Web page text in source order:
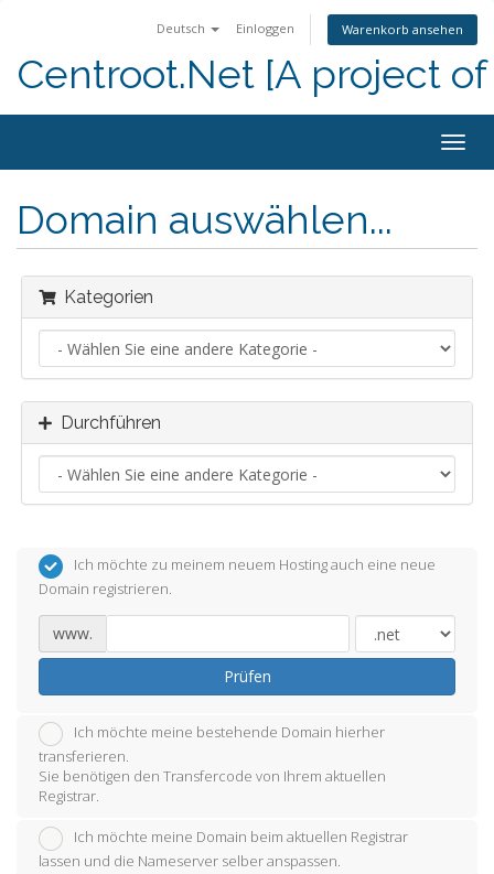
Deutsch Einloggen Warenkorb ansehen
Centroot.Net [A project
ein-/
Domain auswählen...
Kategorien
Durchführen
Ich möchte zu meinem neuem Hosting auch eine neue
Domain registrieren.
www.
Prüfen
Ich möchte meine bestehende Domain hierher
transferieren.
Sie benötigen den Transfercode von Ihrem aktuellen
Registrar.
Ich möchte meine Domain beim aktuellen Registrar
lassen und die Nameserver selber anspassen.